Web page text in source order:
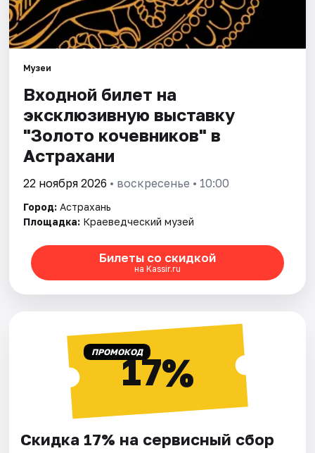
Музеи
Входной билет на
эксклюзивную выставку
"Золото кочевников" в
Астрахани
22 ноября 2026 • воскресенье • 10:00
Город: Астрахань
Площадка: Краеведческий музей
Билеты со скидкой
на Kassir.ru
ПРОМОКОД17%
Скидка 17% на сервисный сбор